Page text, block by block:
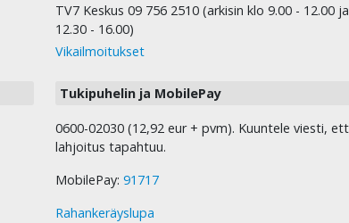
TV7 Keskus 09 756 2510 (arkisin klo 9.00 - 12.00 ja
12.30 - 16.00)
Vikailmoitukset
Tukipuhelin ja MobilePay
0600-02030 (12,92 eur + pvm). Kuuntele viesti,
lahjoitus tapahtuu.
MobilePay: 91717
Rahankeräyslupa